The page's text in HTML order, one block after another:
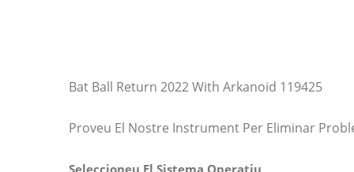
Bat Ball Return 2022 With Arkanoid 119425
Proveu El Nostre Instrument Per Eliminar
Seleccioneu El Sistema Operatiu